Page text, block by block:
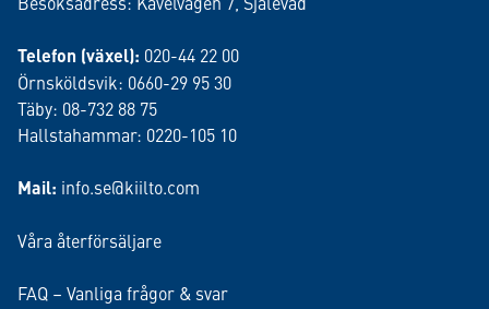
Telefon (växel): 020-44 22 00
Örnsköldsvik: 0660-29 95 30
Täby: 08-732 88 75
Hallstahammar: 0220-105 10
Mail: info.se@kiilto.com
Våra återförsäljare
FAQ – Vanliga frågor & svar